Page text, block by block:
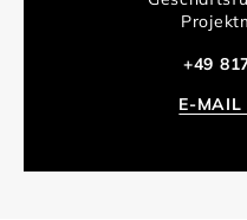
+49
E-MAIL